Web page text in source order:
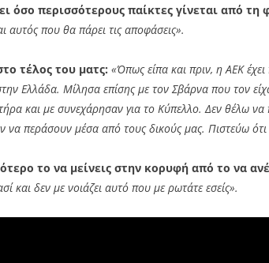
όσο περισσότερους παίκτες γίνεται από τη
που θα πάρει τις αποφάσεις».
τέλος του ματς: «Όπως είπα και πριν, η ΑΕΚ
Ελλάδα. Μίλησα επίσης με τον Σβάρνα που τον
και με συνεχάρησαν για το Κύπελλο. Δεν θέλω να
να περάσουν μέσα από τους δικούς μας. Πιστεύω ότι
το να μείνεις στην κορυφή από το να
δεν με νοιάζει αυτό που με ρωτάτε εσείς».